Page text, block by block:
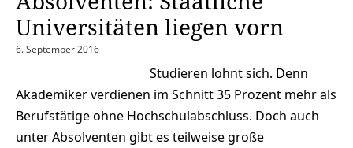
Universitäten liegen vorn
6. September 2016
Studieren lohnt sich. Denn
Akademiker verdienen im Schnitt 35 Prozent mehr als
Berufstätige ohne Hochschulabschluss. Doch auch
unter Absolventen gibt es teilweise große